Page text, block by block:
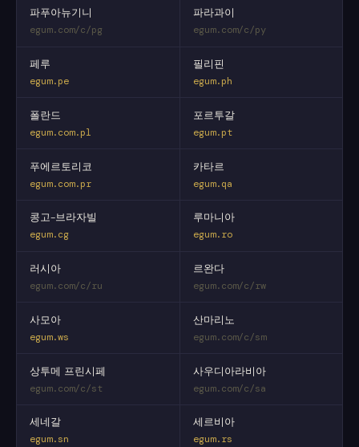
파푸아뉴기니
egum.com/c/pg
파라과이
egum.com/c/py
페루
egum.pe
필리핀
egum.ph
폴란드
egum.com.pl
포르투갈
egum.pt
푸에르토리코
egum.com.pr
카타르
egum.qa
콩고-브라자빌
egum.cg
루마니아
egum.ro
러시아
egum.com/c/ru
르완다
egum.com/c/rw
사모아
egum.ws
산마리노
egum.com/c/sm
상투메 프린시페
egum.com/c/st
사우디아라비아
egum.com/c/sa
세네갈
egum.sn
세르비아
egum.rs